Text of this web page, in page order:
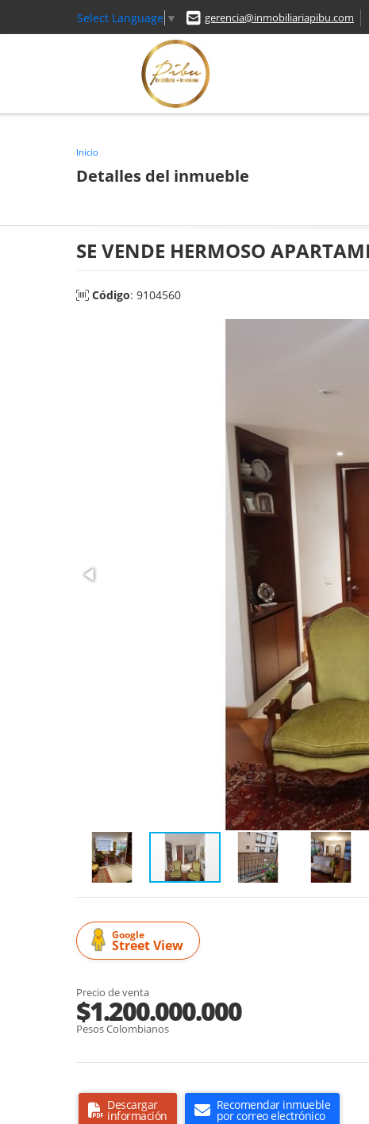
Select Language ▼ gerencia@inmobiliariapibu.com
Inicio
Detalles del inmueble
SE VENDE HERMOSO
Código: 9104560
Google
Street View
Precio de venta
$1.200.000.000
Pesos Colombianos
Descargar
información
Recomendar inmueble
por correo electrónico